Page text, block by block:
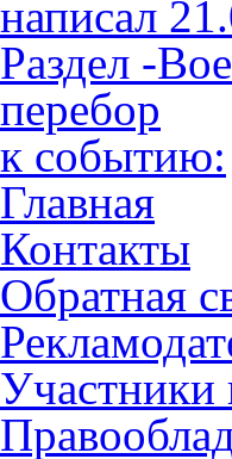
написал
Раздел -
перебор
к событию:
Главная
Контакты
Обратная
Участники